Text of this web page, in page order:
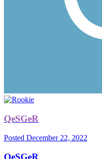
QeSGeR
Posted December 22, 2022
QeSGeR